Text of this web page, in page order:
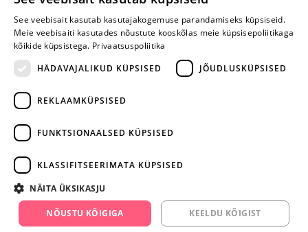
LISA OSTUKORVI
facebook.com/yesyes.ee
Instagram/yesyes.ee
See veebisait kasutab kasutajakogemuse parandamiseks küpsiseid.
Meie veebisaiti kasutades nõustute kooskõlas meie küpsisepoliitikaga
kõikide küpsistega. Privaatsuspoliitika
HÄDAVAJALIKUD KÜPSISED
JÕUDLUSKÜPSISED
REKLAAMKÜPSISED
FUNKTSIONAALSED KÜPSISED
KLASSIFITSEERIMATA KÜPSISED
NÄITA ÜKSIKASJU
NÕUSTU KÕIGIGA KEELDU KÕIGIST